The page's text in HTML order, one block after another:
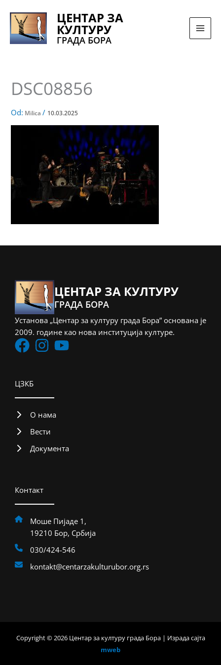
sadržaj
ЦЕНТАР ЗА
КУЛТУРУ
ГРАДА БОРА
DSC08856
Od: Milica/ 10.03.2025
ЦЕНТАР ЗА КУЛТУРУ
ГРАДА БОРА
Установа „Центар за културу града Бора” основана је
2009. године као нова институција културе.
ЦЗКБ
О нама
Вести
Документа
Контакт
Моше Пијаде 1,
19210 Бор, Србија
030/424-546
kontakt@centarzakulturubor.org.rs
Copyright © 2026 Центар за културу града Бора | Израда сајта
mweb